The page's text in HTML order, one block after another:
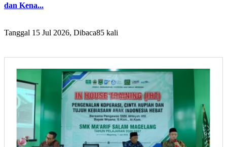
dan Kena...
Tanggal 15 Jul 2026, Dibaca85 kali